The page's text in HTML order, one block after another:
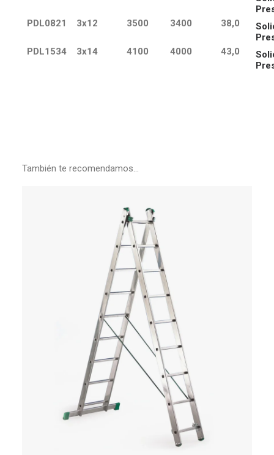
PDL0821
3x12 3500 3400 38,0
PDL1534
3x14 4100 4000 43,0
También te recomendamos…